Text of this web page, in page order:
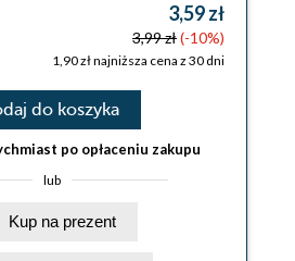
3,59 zł
3,99 zł(-10%)
1,90 zł najniższa cena z 30 dni
do koszyka
po opłaceniu zakupu
lub
Kup na prezent